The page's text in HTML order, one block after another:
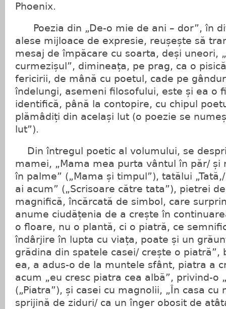
Phoenix.
Poezia din „De-o mie de ani – dor”, în
alese mijloace de expresie, reușește să
mesaj de împăcare cu soarta, deși uneori,
curmezișul”, dimineața, pe prag, ca o
fericirii, de mână cu poetul, cade pe
îndelungi, asemeni filosofului, este și ea o
identifică, până la contopire, cu chipul
plămâdiți din același lut (o poezie se
lut”).
Din întregul poetic al volumului, se
mamei, „Mama mea purta vântul în păr/ și
în palme” („Mama și timpul”), tatălui
ai acum” („Scrisoare către tata”), pietrei
magnifică, încărcată de simbol, care
anume ciudățenia de a crește în
o floare, nu o plantă, ci o piatră, ce
îndârjire în lupta cu viața, poate și un
grădina din spatele casei/ crește o piatră”,
ea, a adus-o de la muntele sfânt, piatra a
acum „eu cresc piatra cea albă”, privind-o
(„Piatra”), și casei cu magnolii, „În casa
sprijină de ziduri/ ca un înger obosit de